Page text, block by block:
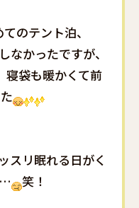
のテント泊、
なかったですが、
寝袋も暖かくて前
スリ眠れる日がく
笑！